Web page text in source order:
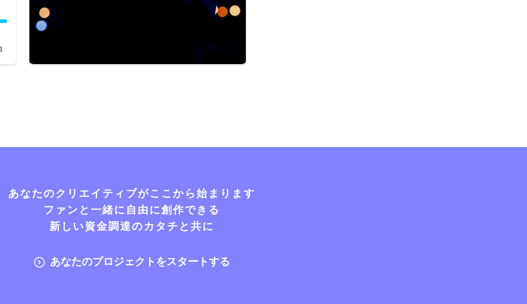
あなたのクリエイティブがここから始まります
ファンと一緒に自由に創作できる
新しい資金調達のカタチと共に
あなたのプロジェクトをスタートする